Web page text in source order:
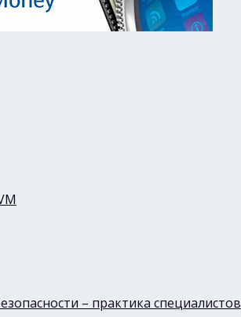
– практика специалистов